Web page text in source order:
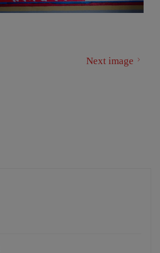
Next image